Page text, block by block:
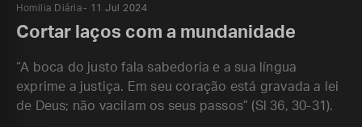
Homilia Diária 11 Jul 2024
Cortar laços com a mundanidade
“A boca do justo fala sabedoria e a sua língua
exprime a justiça. Em seu coração está gravada a lei
de Deus; não vacilam os seus passos” (Sl 36, 30-31).